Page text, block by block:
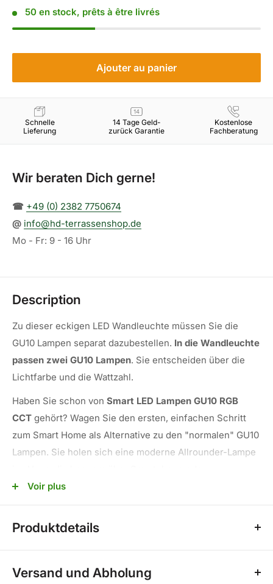
50 en stock, prêts à être livrés
Ajouter au panier
Schnelle
Lieferung
14 Tage Geld-
zurück Garantie
Kostenlose
Fachberatung
Wir beraten Dich gerne!
☎︎ +49 (0) 2382 7750674
@ info@hd-terrassenshop.de
Mo - Fr: 9 - 16 Uhr
Description
Zu dieser eckigen LED Wandleuchte müssen Sie die
GU10 Lampen separat dazubestellen. In die Wandleuchte
passen zwei GU10 Lampen. Sie entscheiden über die
Lichtfarbe und die Wattzahl.
Haben Sie schon von Smart LED Lampen GU10 RGB
CCT gehört? Wagen Sie den ersten, einfachen Schritt
zum Smart Home als Alternative zu den "normalen" GU10
Lampen. Sie holen sich eine moderne Allrounder-Lampe
Sprachsteuerung angesteuert wird. Die dazu benötigte
Die Wandleuchte ist anthrazitfarben und aus
unten abgegeben, weshalb Sie zwei GU10 LED Lampen
Voir plus
Produktdetails
Schutzart (IP):IP54
Versand und Abholung